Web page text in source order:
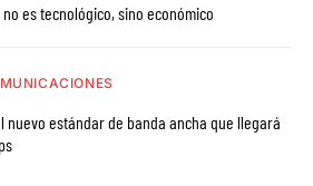
no es tecnológico, sino económico
nuevo estándar de banda ancha que llegará